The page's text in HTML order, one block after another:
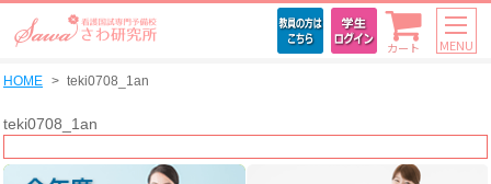
カート MENU
HOME teki0708_1an
teki0708_1an